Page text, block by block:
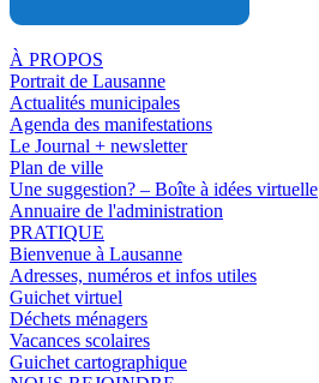
À PROPOS
Portrait de Lausanne
Actualités municipales
Agenda des manifestations
Le Journal + newsletter
Plan de ville
Une suggestion? – Boîte à idées virtuelle
Annuaire de l'administration
PRATIQUE
Bienvenue à Lausanne
Adresses, numéros et infos utiles
Guichet virtuel
Déchets ménagers
Vacances scolaires
Guichet cartographique